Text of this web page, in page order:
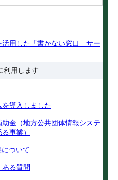
用した「書かない窓口」サー
利用します
導入しました
金（地方公共団体情報システ
事業）
について
ある質問